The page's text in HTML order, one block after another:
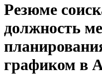
Резюме
должность
графиком в